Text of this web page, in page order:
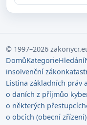
© 1997–2026
DomůKategorieHledání
insolvenční zákon
Listina základních práv
o daních z příjmůo
o některých přestupcích
o obcích (obecní zřízení)